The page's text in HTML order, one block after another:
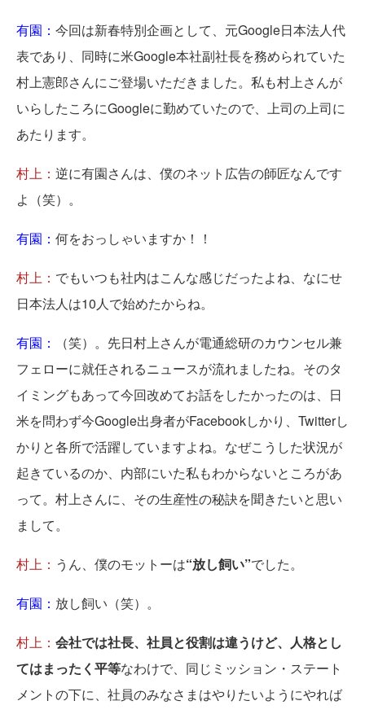
有園： 今回は新春特別企画として、元Google日本法人代
表であり、同時に米Google本社副社長を務められていた
村上憲郎さんにご登場いただきました。私も村上さんが
いらしたころにGoogleに勤めていたので、上司の上司に
あたります。
村上： 逆に有園さんは、僕のネット広告の師匠なんです
よ（笑）。
有園： 何をおっしゃいますか！！
村上： でもいつも社内はこんな感じだったよね、なにせ
日本法人は10人で始めたからね。
有園：
（笑）。先日村上さんが電通総研のカウンセル兼
フェローに就任されるニュースが流れましたね。そのタ
イミングもあって今回改めてお話をしたかったのは、日
米を問わず今Google出身者がFacebookしかり、Twitterし
かりと各所で活躍していますよね。なぜこうした状況が
起きているのか、内部にいた私もわからないところがあ
って。村上さんに、その生産性の秘訣を聞きたいと思い
まして。
村上： うん、僕のモットーは“放し飼い”でした。
有園： 放し飼い（笑）。
村上： 会社では社長、社員と役割は違うけど、人格とし
てはまったく平等なわけで、同じミッション・ステート
メントの下に、社員のみなさまはやりたいようにやれば